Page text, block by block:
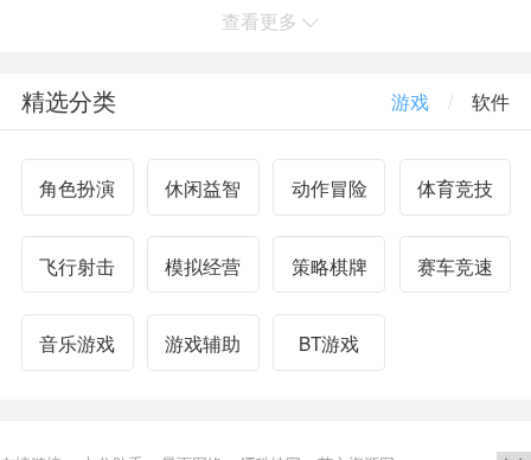
查看更多
精选分类 游戏 / 软件
角色扮演 休闲益智 动作冒险 体育竞技
飞行射击 模拟经营 策略棋牌 赛车竞速
音乐游戏 游戏辅助 BT游戏